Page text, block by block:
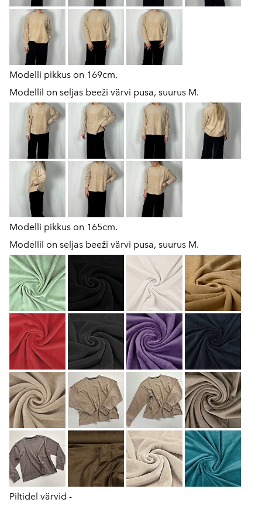
Modelli pikkus on 169cm.
Modellil on seljas beeži värvi pusa, suurus M.
Modelli pikkus on 165cm.
Modellil on seljas beeži värvi pusa, suurus M.
Piltidel värvid -